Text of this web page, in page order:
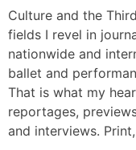
Culture and the
fields I revel in
nationwide and
ballet and
That is what my
reportages,
and interviews.